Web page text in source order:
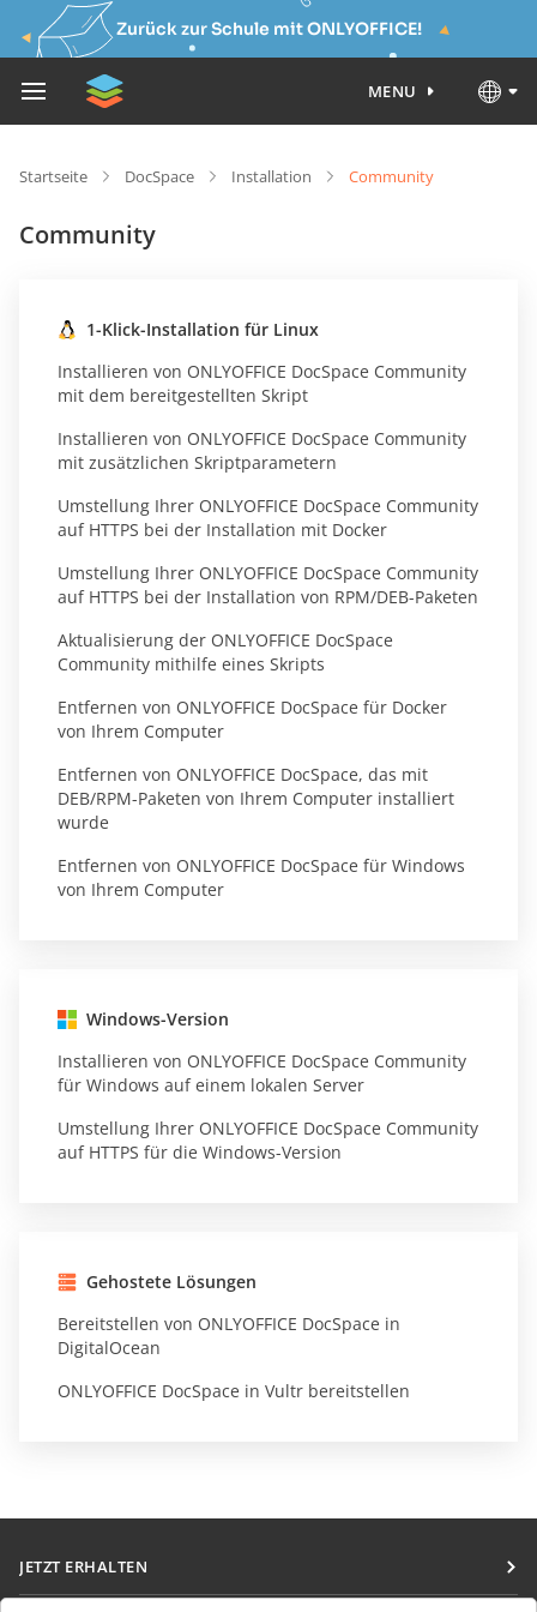
Zurück zur Schule mit ONLYOFFICE!
MENU
Startseite DocSpace Installation Community
Community
1-Klick-Installation für Linux
Installieren von ONLYOFFICE DocSpace Community
mit dem bereitgestellten Skript
Installieren von ONLYOFFICE DocSpace Community
mit zusätzlichen Skriptparametern
Umstellung Ihrer ONLYOFFICE DocSpace Community
auf HTTPS bei der Installation mit Docker
Umstellung Ihrer ONLYOFFICE DocSpace Community
auf HTTPS bei der Installation von RPM/DEB-Paketen
Aktualisierung der ONLYOFFICE DocSpace
Community mithilfe eines Skripts
Entfernen von ONLYOFFICE DocSpace für Docker
von Ihrem Computer
Entfernen von ONLYOFFICE DocSpace, das mit
DEB/RPM-Paketen von Ihrem Computer installiert
wurde
Entfernen von ONLYOFFICE DocSpace für Windows
von Ihrem Computer
Windows-Version
Installieren von ONLYOFFICE DocSpace Community
für Windows auf einem lokalen Server
Umstellung Ihrer ONLYOFFICE DocSpace Community
auf HTTPS für die Windows-Version
Gehostete Lösungen
Bereitstellen von ONLYOFFICE DocSpace in
DigitalOcean
ONLYOFFICE DocSpace in Vultr bereitstellen
JETZT ERHALTEN
Docs